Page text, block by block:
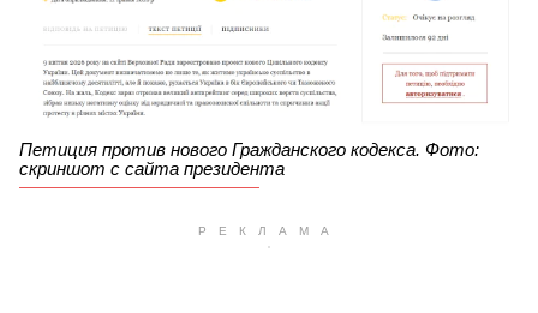
Петиция против нового Гражданского кодекса. Фото:
скриншот с сайта президента